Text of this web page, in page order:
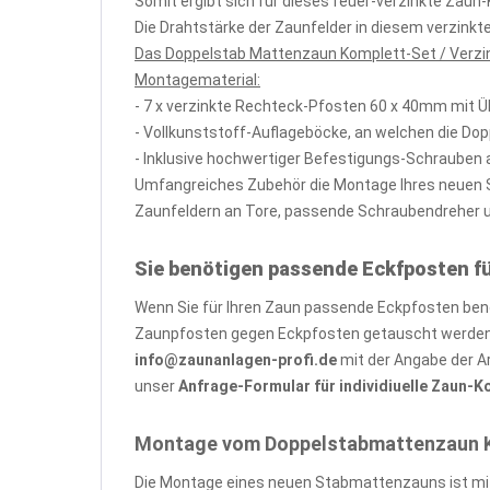
Die Drahtstärke der Zaunfelder in diesem
Das Doppelstab Mattenzaun Komplett-Set /
Montagematerial:
- 7 x verzinkte Rechteck-Pfosten 60 x 40mm mit
- Vollkunststoff-Auflageböcke, an welchen die
- Inklusive hochwertiger Befestigungs-Schrauben
Umfangreiches Zubehör die Montage Ihres
Zaunfeldern an Tore, passende
Sie benötigen passende Eckfposten
Wenn Sie für Ihren Zaun passende Eckpfosten
Zaunpfosten gegen Eckpfosten getauscht
info@zaunanlagen-profi.demit der Angabe der
unserAnfrage-Formular für individiuelle Zaun-
Montage vom
Die Montage eines neuen Stabmattenzauns ist